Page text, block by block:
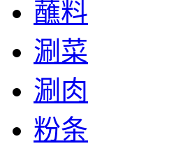
蘸料
涮菜
涮肉
粉条